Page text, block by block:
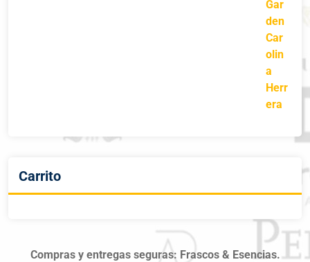
Carrito
Compras y entregas seguras: Frascos & Esencias.